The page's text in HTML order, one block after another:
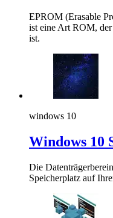
EPROM (Erasable
ist eine Art ROM,
ist.
windows 10
Windows 10
Die
Speicherplatz auf